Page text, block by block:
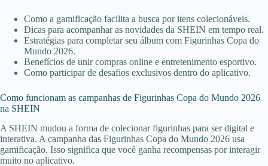
Como a gamificação facilita a busca por itens colecionáveis.
Dicas para acompanhar as novidades da SHEIN em tempo real.
Estratégias para completar seu álbum com Figurinhas Copa do
Mundo 2026.
Benefícios de unir compras online e entretenimento esportivo.
Como participar de desafios exclusivos dentro do aplicativo.
Como funcionam as campanhas de Figurinhas Copa do Mundo 2026
na SHEIN
A SHEIN mudou a forma de colecionar figurinhas para ser digital e
interativa. A campanha das Figurinhas Copa do Mundo 2026 usa
gamificação. Isso significa que você ganha recompensas por interagir
muito no aplicativo.